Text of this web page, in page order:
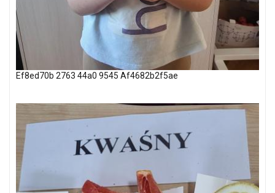
Ef8ed70b 2763 44a0 9545 Af4682b2f5ae